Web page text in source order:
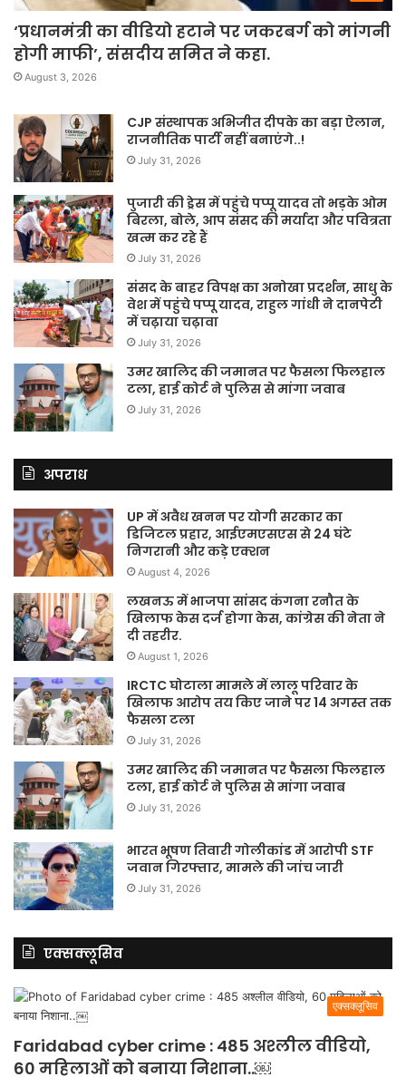
‘प्रधानमंत्री का वीडियो हटाने पर जकरबर्ग को मांगनी
होगी माफी’, संसदीय समित ने कहा.
August 3, 2026
CJP संस्थापक अभिजीत दीपके का बड़ा ऐलान,
राजनीतिक पार्टी नहीं बनाएंगे..!
July 31, 2026
पुजारी की ड्रेस में पहुंचे पप्पू यादव तो भड़के ओम
बिरला, बोले, आप संसद की मर्यादा और पवित्रता
खत्म कर रहे हैं
July 31, 2026
संसद के बाहर विपक्ष का अनोखा प्रदर्शन, साधु के
वेश में पहुंचे पप्पू यादव, राहुल गांधी ने दानपेटी
में चढ़ाया चढ़ावा
July 31, 2026
उमर खालिद की जमानत पर फैसला फिलहाल
टला, हाई कोर्ट ने पुलिस से मांगा जवाब
July 31, 2026
अपराध
UP में अवैध खनन पर योगी सरकार का
डिजिटल प्रहार, आईएमएसएस से 24 घंटे
निगरानी और कड़े एक्शन
August 4, 2026
लखनऊ में भाजपा सांसद कंगना रनौत के
खिलाफ केस दर्ज होगा केस, कांग्रेस की नेता ने
दी तहरीर.
August 1, 2026
IRCTC घोटाला मामले में लालू परिवार के
खिलाफ आरोप तय किए जाने पर 14 अगस्त तक
फैसला टला
July 31, 2026
उमर खालिद की जमानत पर फैसला फिलहाल
टला, हाई कोर्ट ने पुलिस से मांगा जवाब
July 31, 2026
भारत भूषण तिवारी गोलीकांड में आरोपी STF
जवान गिरफ्तार, मामले की जांच जारी
July 31, 2026
एक्सक्लूसिव
एक्सक्लूसिव
Faridabad cyber crime : 485 अश्लील वीडियो,
60 महिलाओं को बनाया निशाना..￼